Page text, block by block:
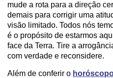
mude a rota para a direção
demais para corrigir uma
visão limitado. Todos nós
é o propósito de estarmos
face da Terra. Tire a
com verdade e reconsidere.
Além de conferir o